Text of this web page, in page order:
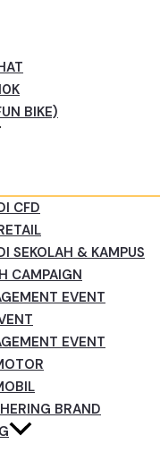
BIKE)
CFD
SEKOLAH & KAMPUS
CAMPAIGN
EVENT
EVENT
BRAND